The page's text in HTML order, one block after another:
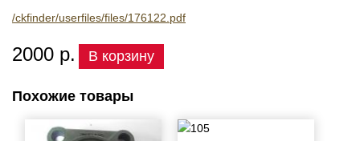
/ckfinder/userfiles/files/176122.pdf
2000 р. В корзину
Похожие товары